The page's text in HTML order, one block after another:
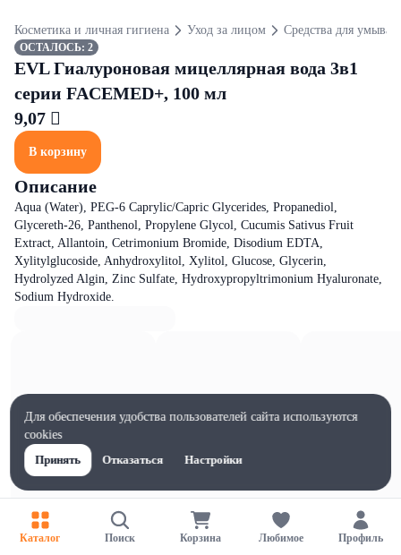
Косметика и личная гигиена Уход за лицом Средства для
ОСТАЛОСЬ: 2
EVL Гиалуроновая мицеллярная вода 3в1
серии FACEMED+, 100 мл
9,07 
В корзину
Описание
Aqua (Water), PEG-6 Caprylic/Capric Glycerides, Propanediol,
Glycereth-26, Panthenol, Propylene Glycol, Cucumis Sativus Fruit
Extract, Allantoin, Cetrimonium Bromide, Disodium EDTA,
Xylitylglucoside, Anhydroxylitol, Xylitol, Glucose, Glycerin,
Hydrolyzed Algin, Zinc Sulfate, Hydroxypropyltrimonium Hyaluronate,
Sodium Hydroxide.
Каталог Поиск Корзина Любимое Профиль
Для обеспечения удобства пользователей сайта используются
cookies
Принять
Отказаться Настройки